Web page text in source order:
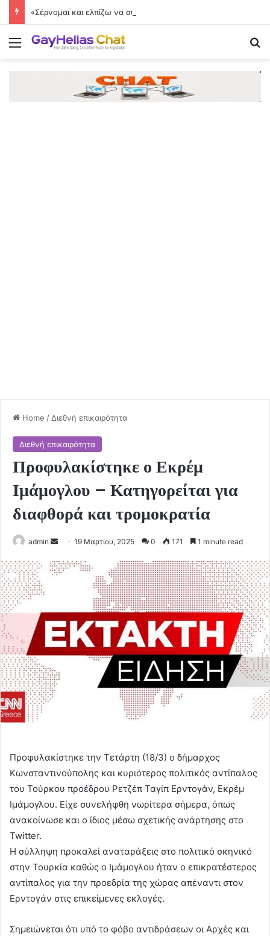
«Σέρνομαι και ελπίζω να συνέλθω»
Menu
Home / Διεθνή επικαιρότητα
Διεθνή επικαιρότητα
Προφυλακίστηκε ο Εκρέμ
Ιμάμογλου – Κατηγορείται για
διαφθορά και τρομοκρατία
admin
Send
email
19 Μαρτίου, 2025 0 171 1 minute read
Προφυλακίστηκε την Τετάρτη (18/3) ο δήμαρχος
Κωνσταντινούπολης και κυριότερος πολιτικός αντίπαλος
του Τούρκου προέδρου Ρετζέπ Ταγίπ Ερντογάν, Εκρέμ
Ιμάμογλου. Είχε συνελήφθη νωρίτερα σήμερα, όπως
ανακοίνωσε και ο ίδιος μέσω σχετικής ανάρτησης στο
Twitter.
Η σύλληψη προκαλεί αναταράξεις στο πολιτικό σκηνικό
στην Τουρκία καθώς ο Ιμάμογλου ήταν ο επικρατέστερος
αντίπαλος για την προεδρία της χώρας απέναντι στον
Ερντογάν στις επικείμενες εκλογές.
Σημειώνεται ότι υπό το φόβο αντιδράσεων οι Αρχές και